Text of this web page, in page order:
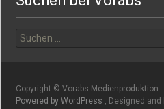
nach:
Copyright © Vorabs Medienproduktion
Powered by WordPress
, Designed